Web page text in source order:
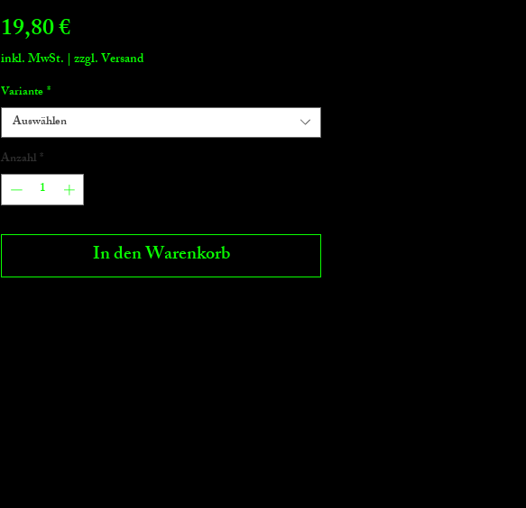
19,80 €Preis
inkl. MwSt. | zzgl. Versand
Variante*
Auswählen
Anzahl*
In den Warenkorb